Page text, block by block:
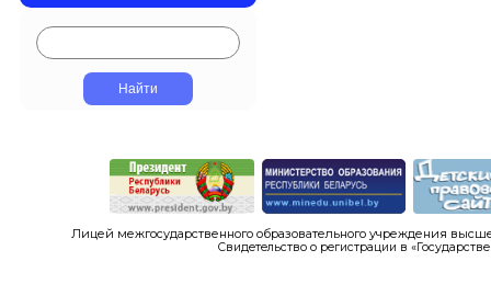
Лицей межгосударственного образовательного учреждения
Свидетельство о регистрации в